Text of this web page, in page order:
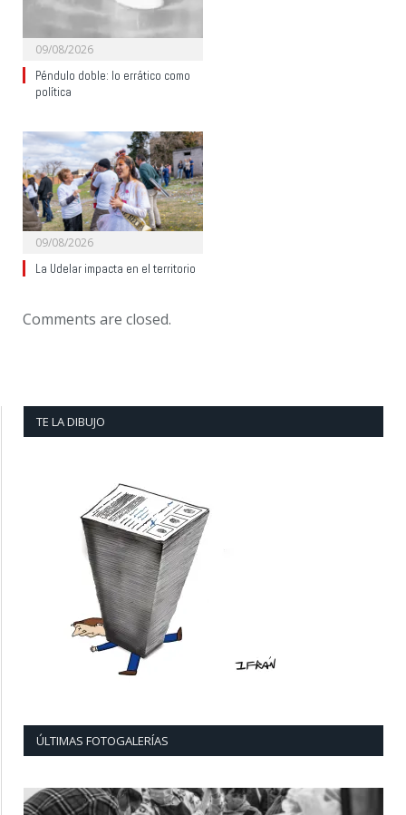
09/08/2026
Péndulo doble: lo errático como
política
09/08/2026
La Udelar impacta en el territorio
Comments are closed.
TE LA DIBUJO
ÚLTIMAS FOTOGALERÍAS